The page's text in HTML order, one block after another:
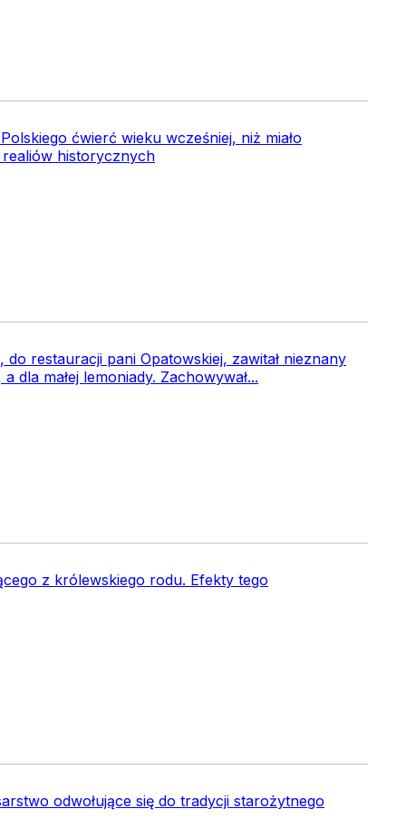
ćwierć wieku wcześniej, niż miało
realiów historycznych
restauracji pani Opatowskiej, zawitał nieznany
małej lemoniady. Zachowywał...
z królewskiego rodu. Efekty tego
odwołujące się do tradycji starożytnego